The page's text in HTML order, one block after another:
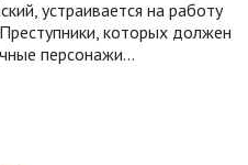
устраивается на работу
которых должен
персонажи...